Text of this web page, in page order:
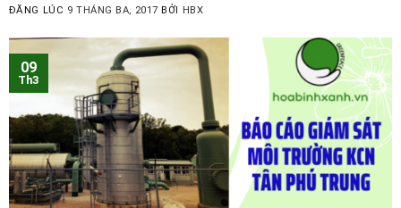
ĐĂNG LÚC 9 THÁNG BA, 2017 BỞI HBX
09
Th3